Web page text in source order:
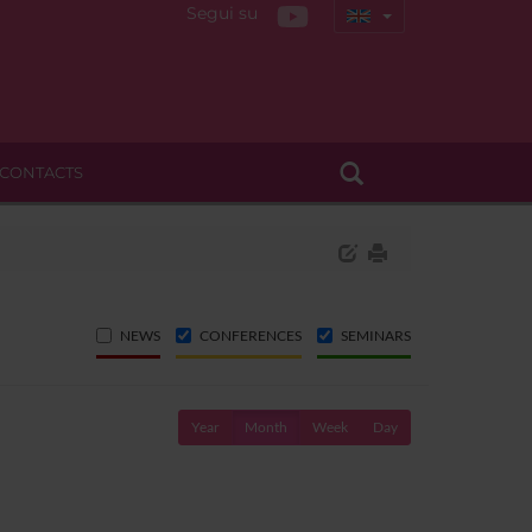
Segui su
CONTACTS
NEWS CONFERENCES SEMINARS
Year Month Week Day